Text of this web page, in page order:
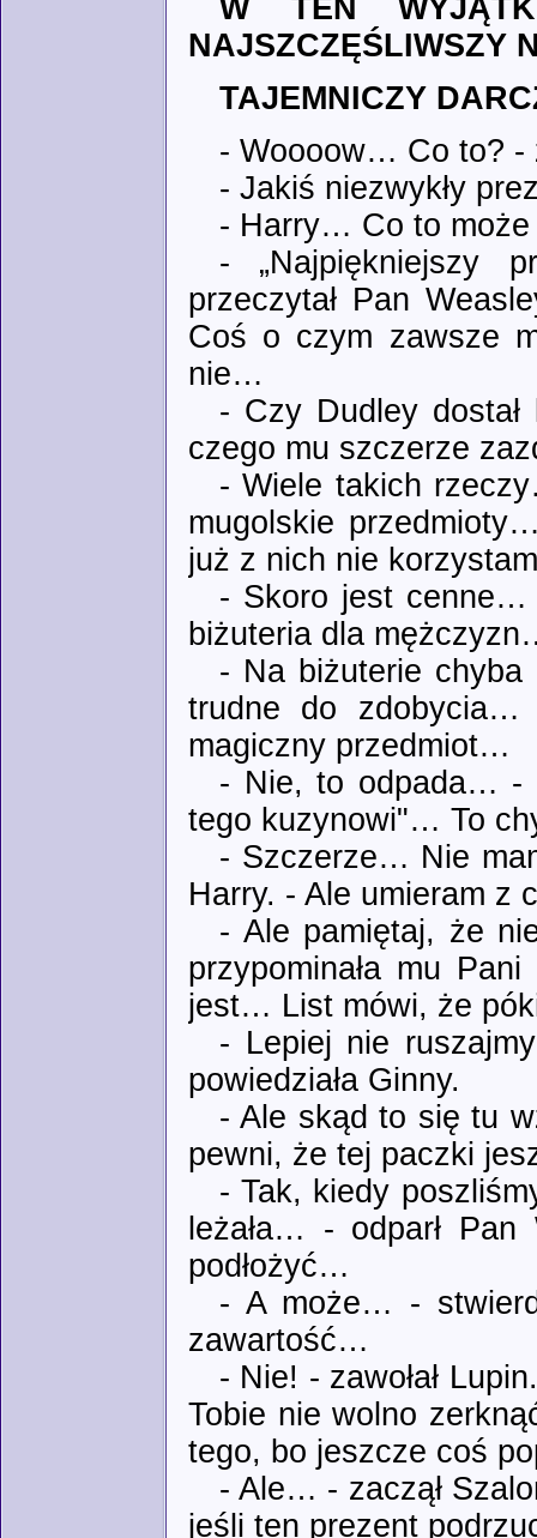
W TEN
NAJSZCZĘŚLIWSZY
TAJEMNICZY
- Woooow… Co to? -
- Jakiś niezwykły
- Harry… Co to
- „Najpiękniejszy
przeczytał Pan
Coś o czym zawsze
nie…
- Czy Dudley
czego mu szczerze
- Wiele takich
mugolskie
już z nich nie
- Skoro jest cenne…
biżuteria dla
- Na biżuterie
trudne do
magiczny przedmiot…
- Nie, to odpada… -
tego kuzynowi"… To
- Szczerze… Nie
Harry. - Ale umieram
- Ale pamiętaj, że
przypominała mu
jest… List mówi, że
- Lepiej nie
powiedziała Ginny.
- Ale skąd to się tu
pewni, że tej paczki
- Tak, kiedy
leżała… - odparł
podłożyć…
- A może… -
zawartość…
- Nie! - zawołał
Tobie nie wolno
tego, bo jeszcze coś
- Ale… - zaczął
jeśli ten prezent